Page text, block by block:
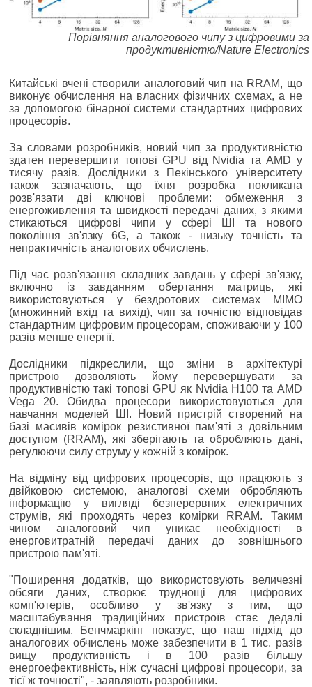
Порівняння аналогового чипу з цифровими за
продуктивністю/Nature Electronics
Китайські вчені створили аналоговий чип на RRAM, що
виконує обчислення на власних фізичних схемах, а не
за допомогою бінарної системи стандартних цифрових
процесорів.
За словами розробників, новий чип за продуктивністю
здатен перевершити топові GPU від Nvidia та AMD у
тисячу разів. Дослідники з Пекінського університету
також зазначають, що їхня розробка покликана
розв'язати дві ключові проблеми: обмеження з
енергоживлення та швидкості передачі даних, з якими
стикаються цифрові чипи у сфері ШІ та нового
покоління зв'язку 6G, а також - низьку точність та
непрактичність аналогових обчислень.
Під час розв'язання складних завдань у сфері зв'язку,
включно із завданням обертання матриць, які
використовуються у бездротових системах MIMO
(множинний вхід та вихід), чип за точністю відповідав
стандартним цифровим процесорам, споживаючи у 100
разів менше енергії.
Дослідники підкреслили, що зміни в архітектурі
пристрою дозволяють йому перевершувати за
продуктивністю такі топові GPU як Nvidia H100 та AMD
Vega 20. Обидва процесори використовуються для
навчання моделей ШІ. Новий пристрій створений на
базі масивів комірок резистивної пам'яті з довільним
доступом (RRAM), які зберігають та обробляють дані,
регулюючи силу струму у кожній з комірок.
На відміну від цифрових процесорів, що працюють з
двійковою системою, аналогові схеми обробляють
інформацію у вигляді безперервних електричних
струмів, які проходять через комірки RRAM. Таким
чином аналоговий чип уникає необхідності в
енерговитратній передачі даних до зовнішнього
пристрою пам'яті.
"Поширення додатків, що використовують величезні
обсяги даних, створює труднощі для цифрових
комп'ютерів, особливо у зв'язку з тим, що
масштабування традиційних пристроїв стає дедалі
складнішим. Бенчмаркінг показує, що наш підхід до
аналогових обчислень може забезпечити в 1 тис. разів
вищу продуктивність і в 100 разів більшу
енергоефективність, ніж сучасні цифрові процесори, за
тієї ж точності", - заявляють розробники.